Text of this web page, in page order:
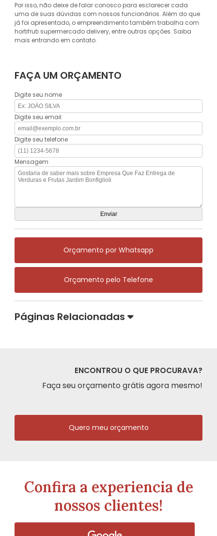
Por isso, não deixe de falar conosco para esclarecer cada
uma de suas dúvidas com nossos funcionários. Além do que
já foi apresentado, o empreendimento também trabalha com
hortifruti supermercado delivery, entre outras opções. Saiba
mais entrando em contato.
FAÇA UM ORÇAMENTO
Digite seu nome
Digite seu email
Digite seu telefone
Mensagem
Orçamento por Whatsapp
Orçamento pelo Telefone
Páginas Relacionadas
ENCONTROU O QUE PROCURAVA?
Faça seu orçamento grátis agora mesmo!
Quero meu orçamento
Confira a experiencia de
nossos clientes!